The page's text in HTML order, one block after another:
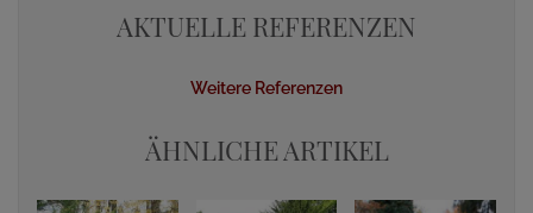
AKTUELLE REFERENZEN
Weitere Referenzen
ÄHNLICHE ARTIKEL